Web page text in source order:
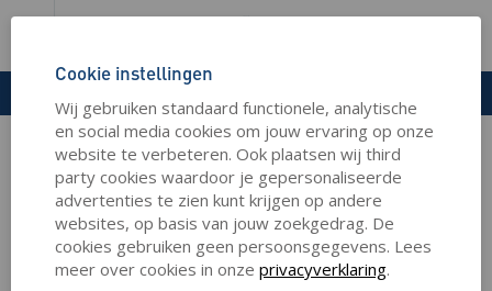
Wij zijn SB Electronics, een merk in wit- en bruingoed. SB is al
meer dan tien jaar actief en bekend op de markt. Door
betrouwbare producten en een effectieve service heeft SB
op deze markt een bewezen staat van dienst. In ons
zorgvuldig samengestelde assortiment staan kwaliteit en
Cookie instellingen
Wij gebruiken standaard functionele, analytische
en social media cookies om jouw ervaring op onze
website te verbeteren. Ook plaatsen wij third
party cookies waardoor je gepersonaliseerde
advertenties te zien kunt krijgen op andere
websites, op basis van jouw zoekgedrag. De
cookies gebruiken geen persoonsgegevens. Lees
meer over cookies in onze privacyverklaring.